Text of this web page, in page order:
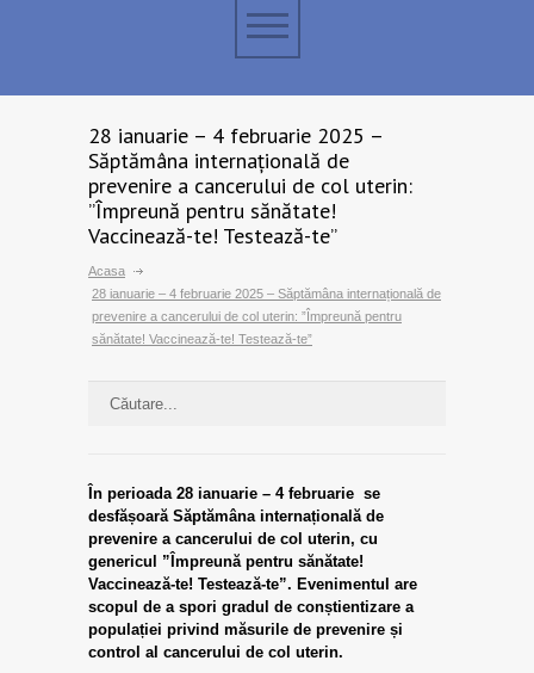
28 ianuarie – 4 februarie 2025 –
Săptămâna internațională de
prevenire a cancerului de col uterin:
”Împreună pentru sănătate!
Vaccinează-te! Testează-te”
Acasa
28 ianuarie – 4 februarie 2025 – Săptămâna internațională de
prevenire a cancerului de col uterin: ”Împreună pentru
sănătate! Vaccinează-te! Testează-te”
În perioada 28 ianuarie – 4 februarie se
desfășoară Săptămâna internațională de
prevenire a cancerului de col uterin, cu
genericul ”Împreună pentru sănătate!
Vaccinează-te! Testează-te”. Evenimentul are
scopul de a spori gradul de conștientizare a
populației privind măsurile de prevenire și
control al cancerului de col uterin.